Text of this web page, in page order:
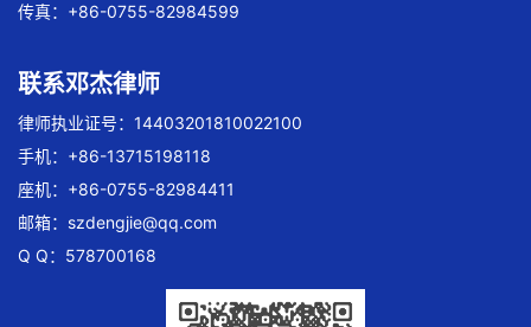
传真：+86-0755-82984599
联系邓杰律师
律师执业证号：14403201810022100
手机：+86-13715198118
座机：+86-0755-82984411
邮箱： szdengjie@qq.com
Q Q：578700168